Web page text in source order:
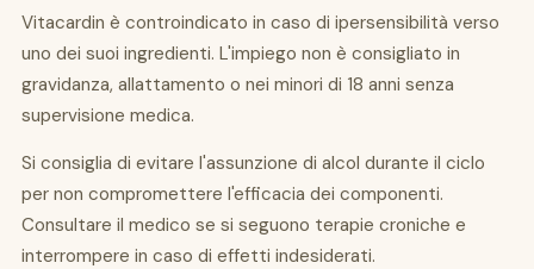
Vitacardin è controindicato in caso di ipersensibilità verso
uno dei suoi ingredienti. L'impiego non è consigliato in
gravidanza, allattamento o nei minori di 18 anni senza
supervisione medica.
Si consiglia di evitare l'assunzione di alcol durante il ciclo
per non compromettere l'efficacia dei componenti.
Consultare il medico se si seguono terapie croniche e
interrompere in caso di effetti indesiderati.